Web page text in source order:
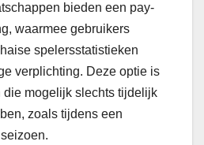
bieden een pay-
waarmee gebruikers
spelersstatistieken
verplichting. Deze optie is
die mogelijk slechts tijdelijk
zoals tijdens een